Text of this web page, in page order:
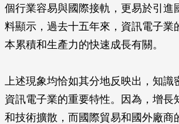
個行業容易與國際接軌，更易於引進
料顯示，過去十五年來，資訊電子業
本累積和生產力的快速成長有關。
上述現象均恰如其分地反映出，知識
資訊電子業的重要特性。因為，增長
和技術擴散，而國際貿易和國外廠商